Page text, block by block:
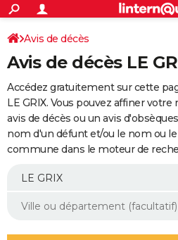
ACTUALITÉS
Politique
Société
Faits Divers
Education
Monde
Villes
+
SPORT
Coupe du monde 2026
Football
Tennis
Cyclisme
Rugby
Forum
Programme TV
TNTStreaming
Cinéma
Sorties cinéma
Musique
+FINANCE
Retraite
Epargne
Immobilier
Risques naturels par ville
Banque
Assurance
AUTO
Essais
Réserver un essai
Citadines
Berlines
SUV
Forum auto
+
Mobiles
Meilleur smartphone
Internet
Ordinateurs
Jeux vidéo
Guide high-tech
Aménagement intérieur
Avis de décès
Avis de décès LE
Accédez gratuitement sur cette
LE GRIX. Vous pouvez affiner
avis de décès ou un avis
nom d'un défunt et/ou le nom ou
commune dans le moteur de